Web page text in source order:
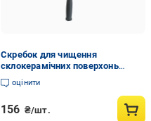
Скребок для чищення
склокерамічних поверхонь
алюмінієвий 28x10x2 см
(852236988)
оцінити
156 ₴/шт.